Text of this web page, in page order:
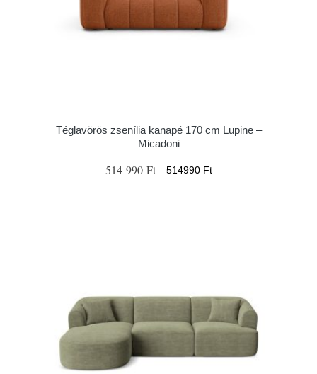
Téglavörös zsenília kanapé 170 cm Lupine –
Micadoni
514 990 Ft 514990 Ft